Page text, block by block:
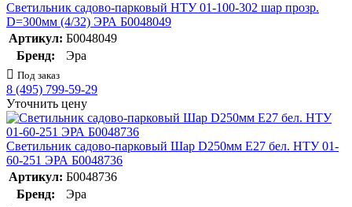
Светильник садово-парковый НТУ 01-100-302 шар прозр.
D=300мм (4/32) ЭРА Б0048049
Артикул: Б0048049
Бренд:
Эра
Под заказ
8 (495) 799-59-29
Уточнить цену
Светильник садово-парковый Шар D250мм E27 бел. НТУ 01-
60-251 ЭРА Б0048736
Артикул: Б0048736
Бренд:
Эра